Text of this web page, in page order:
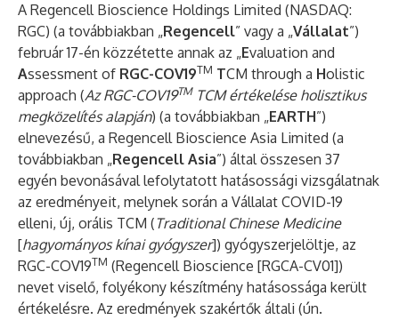
A Regencell Bioscience Holdings Limited (NASDAQ:
RGC) (a továbbiakban „Regencell” vagy a „Vállalat”)
február 17-én közzétette annak az „Evaluation and
Assessment of RGC-COV19TM TCM through a Holistic
approach (AzRGC-COV19TMTCM értékelése holisztikus
megközelítés alapján) (a továbbiakban „EARTH”)
elnevezésű, a Regencell Bioscience Asia Limited (a
továbbiakban „Regencell Asia”) által összesen 37
egyén bevonásával lefolytatott hatásossági vizsgálatnak
az eredményeit, melynek során a Vállalat COVID-19
elleni, új, orális TCM (Traditional Chinese Medicine
[hagyományos kínai gyógyszer]) gyógyszerjelöltje, az
RGC-COV19TM (Regencell Bioscience [RGCA-CV01])
nevet viselő, folyékony készítmény hatásossága került
értékelésre. Az eredmények szakértők általi (ún.